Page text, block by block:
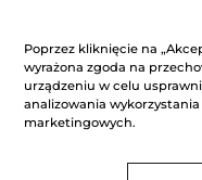
Woda
Delikatność róży
soczystą
ocen
Poprzez kliknięcie na
wyrażona zgoda na
urządzeniu w celu
analizowania
marketingowych.